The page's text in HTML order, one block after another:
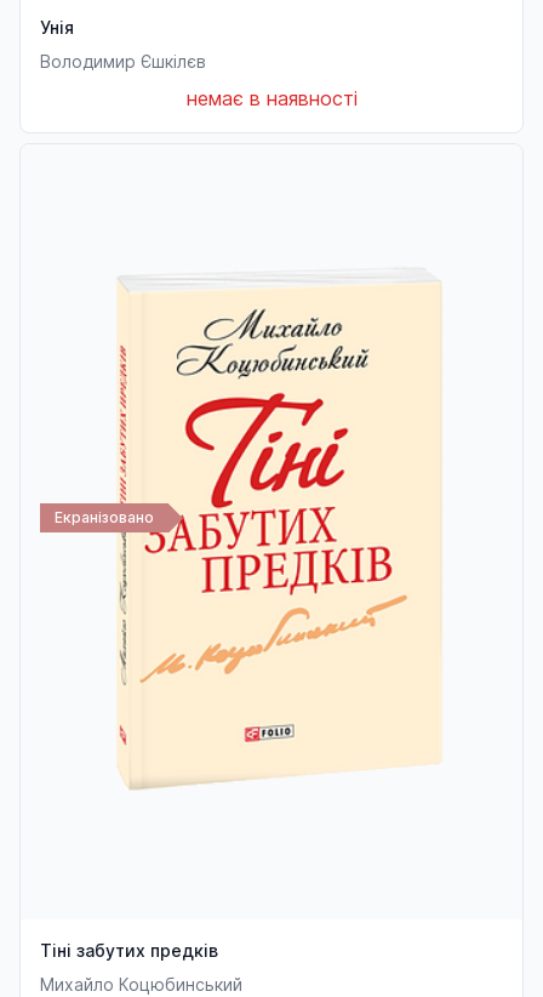
Унія
Володимир Єшкілєв
немає в наявності
Екранізовано
Тіні забутих предків
Михайло Коцюбинський